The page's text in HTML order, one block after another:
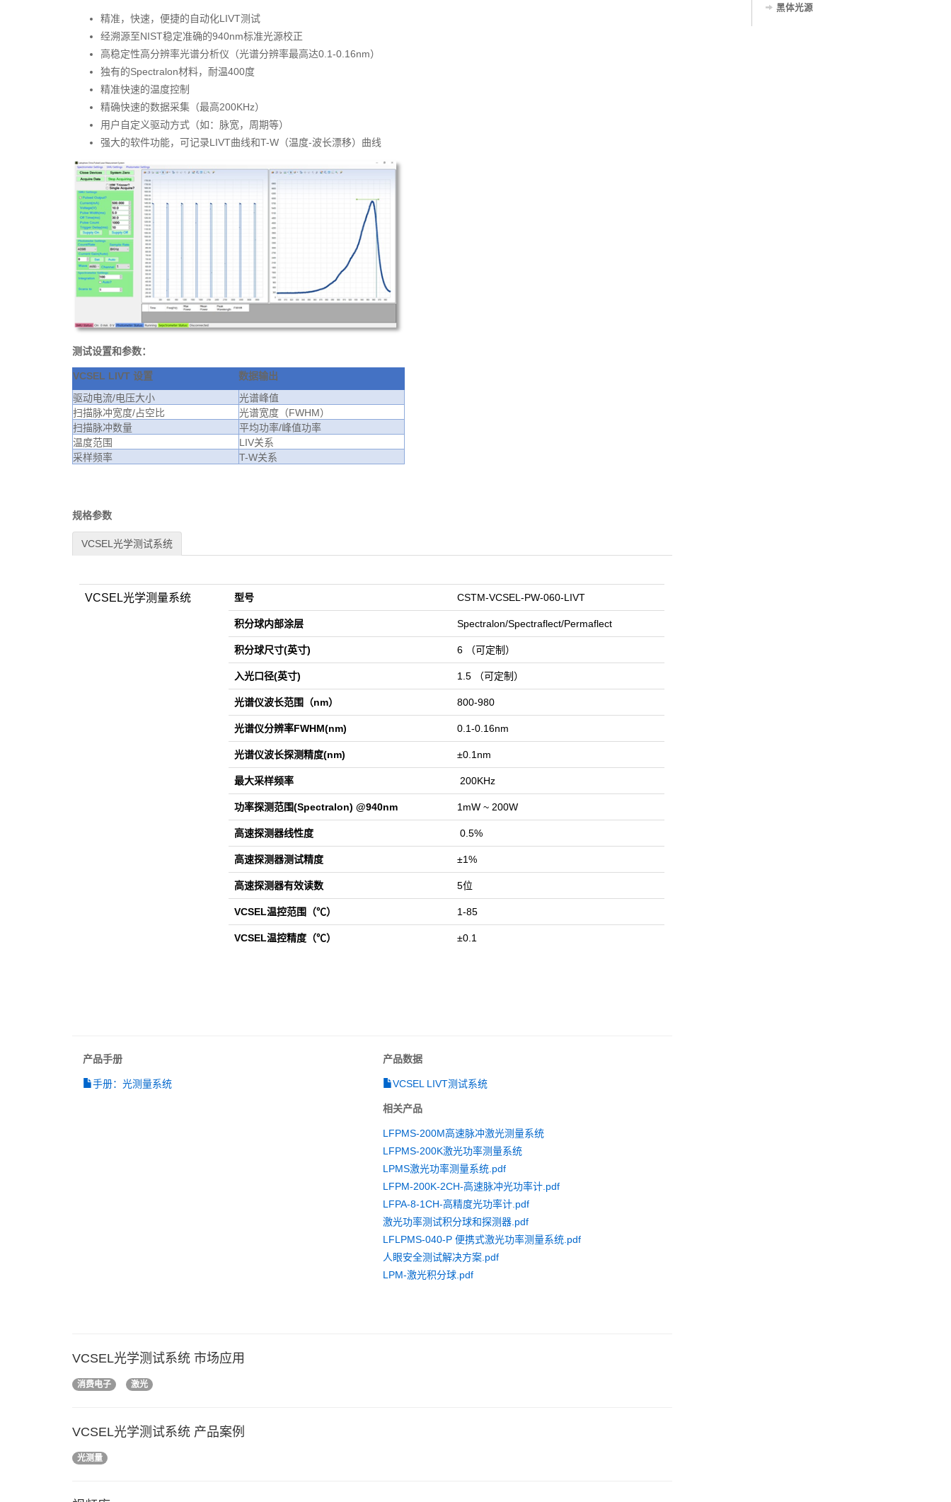
精准，快速，便捷的自动化LIVT测试
经溯源至NIST稳定准确的940nm标准光源校正
高稳定性高分辨率光谱分析仪（光谱分辨率最高达0.1-0.16nm）
独有的Spectralon材料，耐温400度
精准快速的温度控制
精确快速的数据采集（最高200KHz）
用户自定义驱动方式（如：脉宽，周期等）
强大的软件功能，可记录LIVT曲线和T-W（温度-波长漂移）曲线
测试设置和参数：
VCSEL LIVT 设置
数据输出
驱动电流/电压大小
光谱峰值
扫描脉冲宽度/占空比 光谱宽度（FWHM）
扫描脉冲数量
平均功率/峰值功率
温度范围
LIV关系
采样频率
T-W关系
规格参数
VCSEL光学测试系统
VCSEL光学测量系统 型号 CSTM-VCSEL-PW-060-LIVT
积分球内部涂层 Spectralon/Spectraflect/Permaflect
积分球尺寸(英寸) 6 （可定制）
入光口径(英寸) 1.5 （可定制）
光谱仪波长范围（nm） 800-980
光谱仪分辨率FWHM(nm) 0.1-0.16nm
光谱仪波长探测精度(nm) ±0.1nm
最大采样频率 200KHz
功率探测范围(Spectralon) @940nm 1mW ~ 200W
高速探测器线性度 0.5%
高速探测器测试精度 ±1%
高速探测器有效读数 5位
VCSEL温控范围（℃） 1-85
VCSEL温控精度（℃） ±0.1
产品手册
手册：光测量系统
产品数据
VCSEL LIVT测试系统
相关产品
LFPMS-200M高速脉冲激光测量系统
LFPMS-200K激光功率测量系统
LPMS激光功率测量系统.pdf
LFPM-200K-2CH-高速脉冲光功率计.pdf
LFPA-8-1CH-高精度光功率计.pdf
激光功率测试积分球和探测器.pdf
LFLPMS-040-P 便携式激光功率测量系统.pdf
人眼安全测试解决方案.pdf
LPM-激光积分球.pdf
VCSEL光学测试系统 市场应用
消费电子 激光
VCSEL光学测试系统 产品案例
光测量
黑体光源